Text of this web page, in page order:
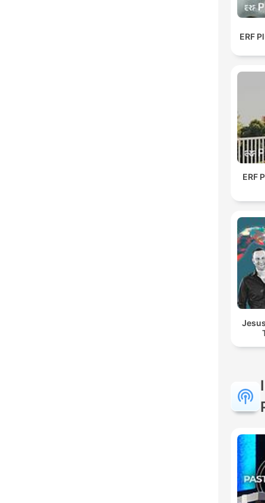
ERF
ERF